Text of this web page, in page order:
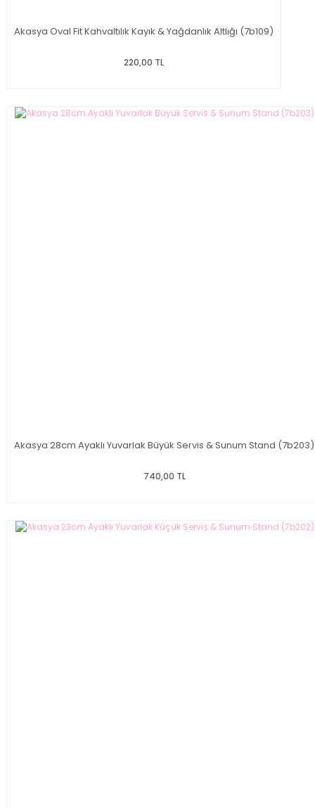
Akasya Oval Fit Kahvaltılık Kayık & Yağdanlık Altlığı (7b109)
220,00 TL
Akasya 28cm Ayaklı Yuvarlak Büyük Servis & Sunum Stand (7b203)
740,00 TL